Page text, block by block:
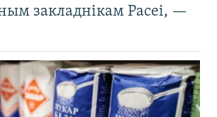
закладнікам Расеі, —